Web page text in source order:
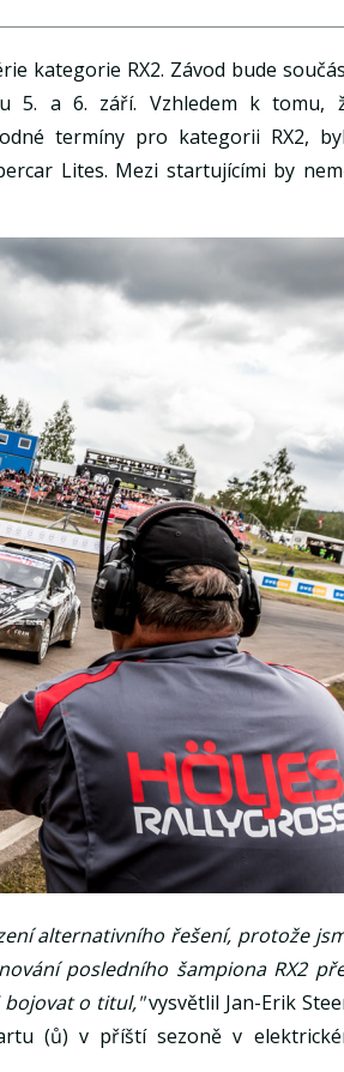
kategorie RX2. Závod bude
5. a 6. září. Vzhledem k tomu,
termíny pro kategorii RX2,
Lites. Mezi startujícími by
alternativního řešení, protože
posledního šampiona RX2
bojovat o titul,"vysvětlil Jan-Erik
(ů) v příští sezoně v